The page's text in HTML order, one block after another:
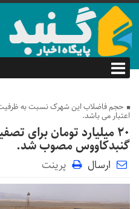
حجم فاضلاب این شهرک نسبت به
اعتبار می باشد.
۲۰ میلیارد تومان برای
گنبدکاووس مصوب شد.
ارسال پرینت